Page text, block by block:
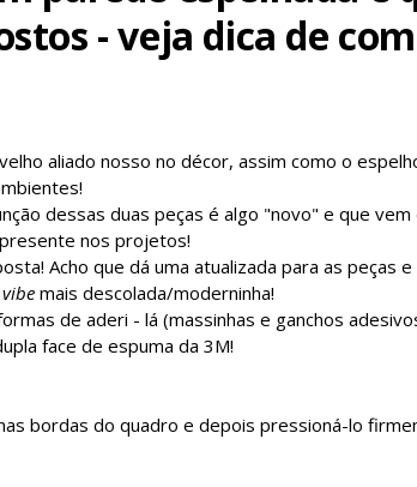
- veja dica de
aliado nosso no décor, assim como o
dessas duas peças é algo "novo" e que
nos projetos!
Acho que dá uma atualizada para as peças
vibe mais descolada/moderninha!
de aderi - lá (massinhas e ganchos
face de espuma da 3M!
bordas do quadro e depois pressioná-lo